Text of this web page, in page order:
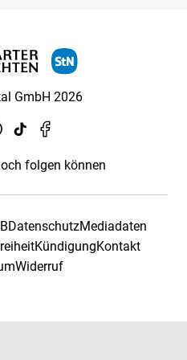
GmbH 2026
folgen können
DatenschutzMediadaten
KündigungKontakt
Widerruf